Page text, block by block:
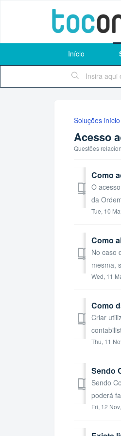
Início
Soluções início
Acesso
Questões
Como
O
da
Tue, 10
Como
No caso
mesma,
Wed, 11
Como
Criar
Thu, 11
Sendo
Sendo
poderá
Fri, 12